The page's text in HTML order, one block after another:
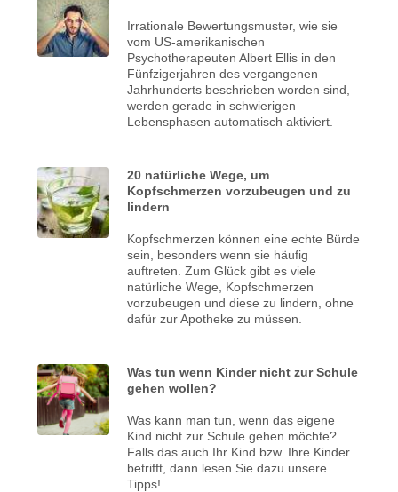
Irrationale Bewertungsmuster, wie sie
vom US-amerikanischen
Psychotherapeuten Albert Ellis in den
Fünfzigerjahren des vergangenen
Jahrhunderts beschrieben worden sind,
werden gerade in schwierigen
Lebensphasen automatisch aktiviert.
20 natürliche Wege, um
Kopfschmerzen vorzubeugen und zu
lindern
Kopfschmerzen können eine echte Bürde
sein, besonders wenn sie häufig
auftreten. Zum Glück gibt es viele
natürliche Wege, Kopfschmerzen
vorzubeugen und diese zu lindern, ohne
dafür zur Apotheke zu müssen.
Was tun wenn Kinder nicht zur Schule
gehen wollen?
Was kann man tun, wenn das eigene
Kind nicht zur Schule gehen möchte?
Falls das auch Ihr Kind bzw. Ihre Kinder
betrifft, dann lesen Sie dazu unsere
Tipps!